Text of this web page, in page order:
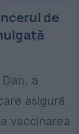
de
a
asigură
vaccinarea